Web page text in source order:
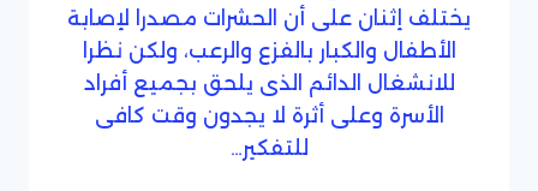
يختلف إثنان على أن الحشرات مصدرا لإصابة
الأطفال والكبار بالفزع والرعب، ولكن نظرا
للانشغال الدائم الذى يلحق بجميع أفراد
الأسرة وعلى أثرة لا يجدون وقت كافى
للتفكير…